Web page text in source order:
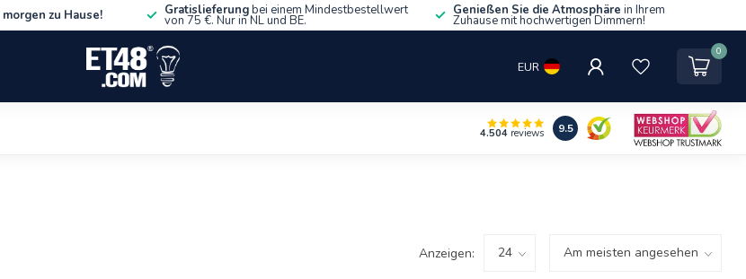
morgen zu Hause! Gratislieferungbei einem Mindestbestellwert
von 75 €. Nur in NL und BE.
Genießen Sie die Atmosphäre in Ihrem
Zuhause mit hochwertigen Dimmern!
EUR
0
4.504 reviews 9.5
Anzeigen: